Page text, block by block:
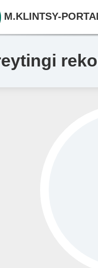
M.KLINTSY-